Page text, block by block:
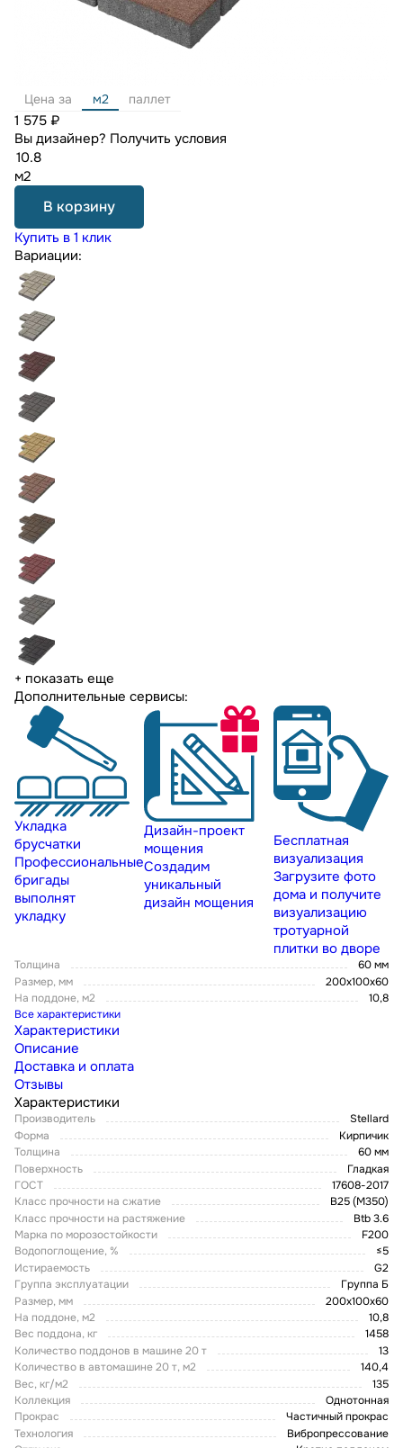
Цена за м2 паллет
1 575 ₽
Вы дизайнер? Получить условия
м2
В корзину
Купить в 1 клик
Вариации:
+ показать еще
Дополнительные сервисы:
Укладка
брусчатки
Профессиональные
бригады
выполнят
укладку
Дизайн-проект
мощения
Создадим
уникальный
дизайн мощения
Бесплатная
визуализация
Загрузите фото
дома и получите
визуализацию
тротуарной
плитки во дворе
Толщина
60 мм
Размер, мм
200х100х60
На поддоне, м2
10,8
Все характеристики
Характеристики
Описание
Доставка и оплата
Отзывы
Характеристики
Производитель
Stellard
Форма
Кирпичик
Толщина
60 мм
Поверхность
Гладкая
ГОСТ
17608-2017
Класс прочности на сжатие
В25 (М350)
Класс прочности на растяжение
Btb 3.6
Марка по морозостойкости
F200
Водопоглощение, %
≤5
Истираемость
G2
Группа эксплуатации
Группа Б
Размер, мм
200х100х60
На поддоне, м2
10,8
Вес поддона, кг
1458
Количество поддонов в машине 20 т
13
Количество в автомашине 20 т, м2
140,4
Вес, кг/м2
135
Коллекция
Однотонная
Прокрас
Частичный прокрас
Технология
Вибропрессование